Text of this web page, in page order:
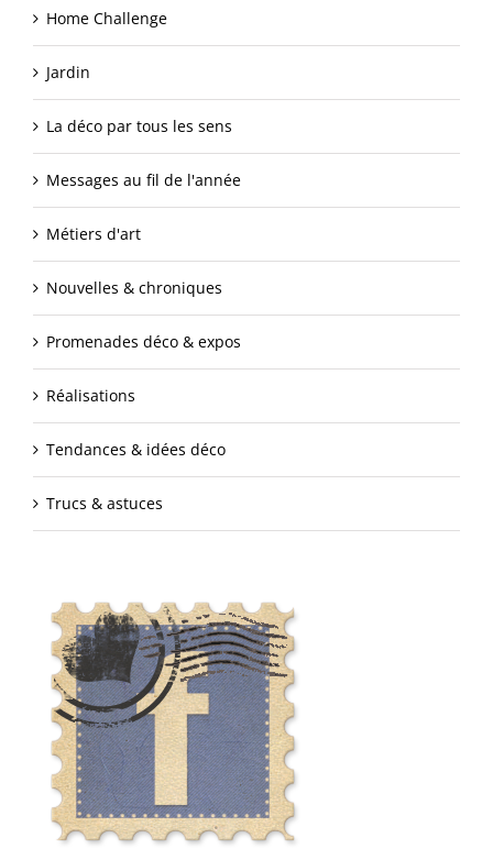
Home Challenge
Jardin
La déco par tous les sens
Messages au fil de l'année
Métiers d'art
Nouvelles & chroniques
Promenades déco & expos
Réalisations
Tendances & idées déco
Trucs & astuces